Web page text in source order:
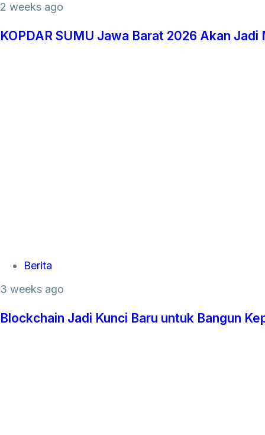
2 weeks ago
KOPDAR SUMU Jawa Barat 2026 Akan
Tags Berita
3 weeks ago
Blockchain Jadi Kunci Baru untuk Bangun